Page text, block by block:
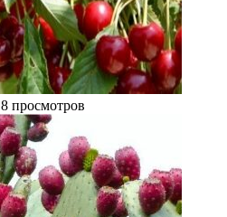
8 просмотров